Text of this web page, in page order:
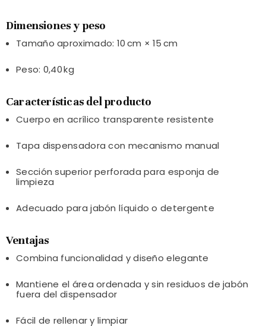
Dimensiones y peso
Tamaño aproximado: 10 cm × 15 cm
Peso: 0,40 kg
Características del producto
Cuerpo en acrílico transparente resistente
Tapa dispensadora con mecanismo manual
Sección superior perforada para esponja de
limpieza
Adecuado para jabón líquido o detergente
Ventajas
Combina funcionalidad y diseño elegante
Mantiene el área ordenada y sin residuos de jabón
fuera del dispensador
Fácil de rellenar y limpiar